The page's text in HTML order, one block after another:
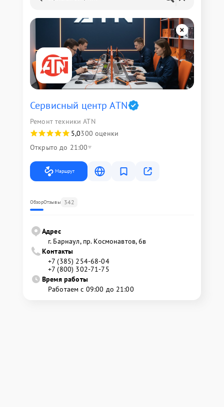
Сервисный центр ATN
Ремонт техники ATN
5,0300 оценки
Открыто до 21:00
Маршрут
ОбзорОтзывы 342
Адрес
г. Барнаул, ​пр. Космонавтов, 6в
Контакты
+7 (385) 254-68-04
+7 (800) 302-71-75
Время работы
Работаем с 09:00 до 21:00